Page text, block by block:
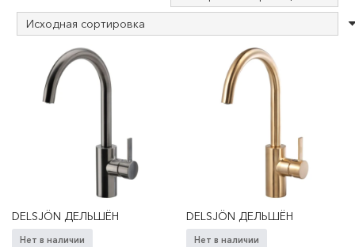
DELSJÖN ДЕЛЬШЁН
Нет в наличии
DELSJÖN ДЕЛЬШЁН
Нет в наличии